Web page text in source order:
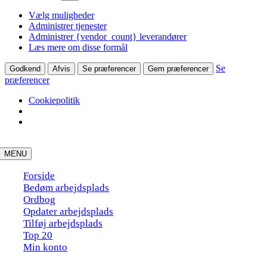
Vælg muligheder
Administrer tjenester
Administrer {vendor_count} leverandører
Læs mere om disse formål
Godkend Afvis Se præferencer Gem præferencer
Se
præferencer
Cookiepolitik
to
content
MENU
Forside
Bedøm arbejdsplads
Ordbog
Opdater arbejdsplads
Tilføj arbejdsplads
Top 20
Min konto